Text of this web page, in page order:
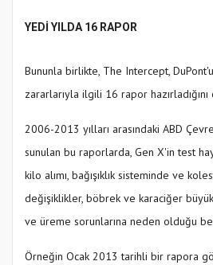
YEDİ YILDA 16 RAPOR
Bununla birlikte, The Intercept,
zararlarıyla ilgili 16 rapor hazırladığını
2006-2013 yılları arasındaki ABD
sunulan bu raporlarda, Gen X'in test
kilo alımı, bağışıklık sisteminde ve
değişiklikler, böbrek ve karaciğer
ve üreme sorunlarına neden olduğu
Örneğin Ocak 2013 tarihli bir rapora